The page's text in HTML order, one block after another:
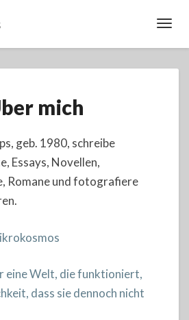
mich
mich
geb. 1980, schreibe
Essays, Novellen,
Romane und fotografiere
eine Welt, die funktioniert,
dass sie dennoch nicht